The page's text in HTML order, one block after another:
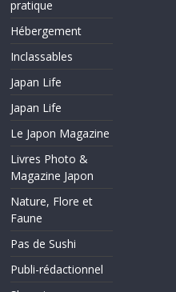
pratique
Hébergement
Inclassables
Japan Life
Japan Life
Le Japon Magazine
Livres Photo &
Magazine Japon
Nature, Flore et
Faune
Pas de Sushi
Publi-rédactionnel